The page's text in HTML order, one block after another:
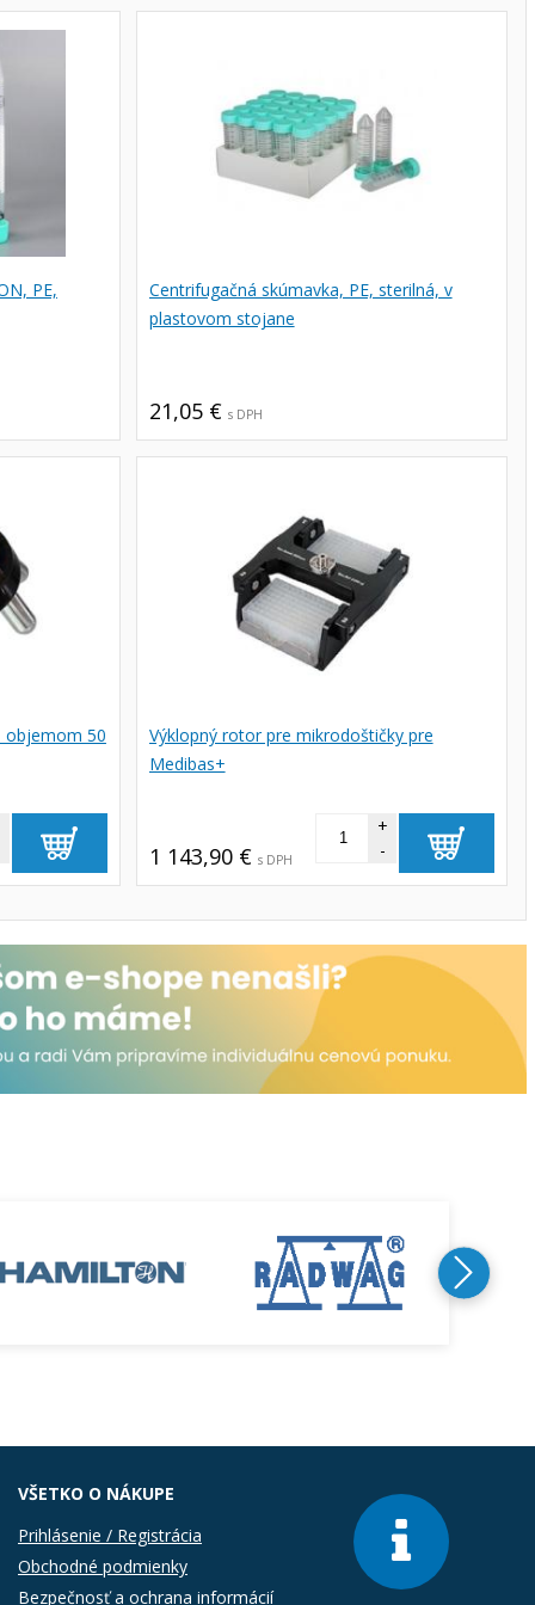
PE,
Centrifugačná skúmavka, PE, sterilná, v
plastovom stojane
21,05 € s DPH
objemom 50
Výklopný rotor pre mikrodoštičky pre
Medibas+
1 143,90 € s DPH -
+
VŠETKO O NÁKUPE
Prihlásenie / Registrácia
Obchodné podmienky
Bezpečnosť a ochrana informácií